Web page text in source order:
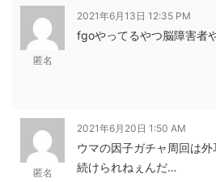
匿名
2021年6月13日 12:35 PM
fgoやってるやつ脳障害者
匿名
2021年6月20日 1:50 AM
ウマの因子ガチャ周回は
続けられねぇんだ…